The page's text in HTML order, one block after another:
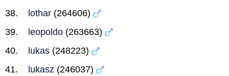
lothar (264606)
leopoldo (263663)
lukas (248223)
lukasz (246037)